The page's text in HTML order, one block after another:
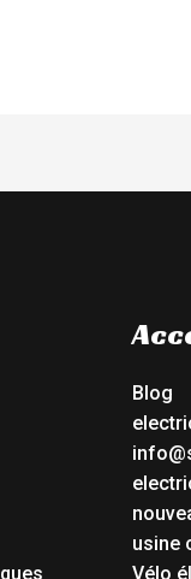
Blog
usine
Vélo